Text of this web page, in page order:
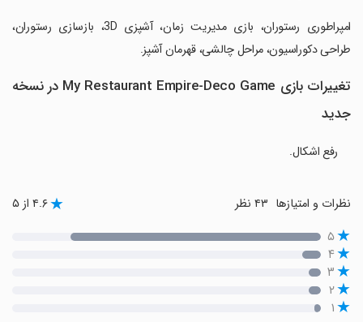
‏امپراطوری رستوران، بازی مدیریت زمان، آشپزی 3D، بازسازی رستوران،
طراحی دکوراسیون، مراحل چالشی، قهرمان آشپز.
تغییرات بازی My Restaurant Empire-Deco Game در نسخه
جدید
رفع اشکال.
نظرات و امتیازها ۴.۶ از ۵
۵
۴
۳
۲
۱